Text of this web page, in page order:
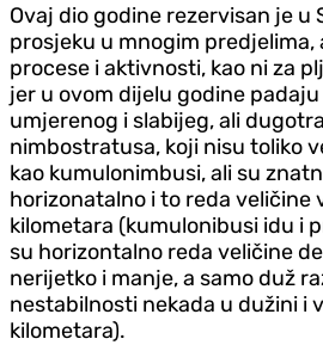
Ovaj dio godine rezervisan je u
prosjeku u mnogim predjelima,
procese i aktivnosti, kao ni za
jer u ovom dijelu godine
umjerenog i slabijeg, ali
nimbostratusa, koji nisu toliko
kao kumulonimbusi, ali su
horizonatalno i to reda veličine
kilometara (kumulonibusi idu i
su horizontalno reda veličine
nerijetko i manje, a samo duž
nestabilnosti nekada u dužini i
kilometara).